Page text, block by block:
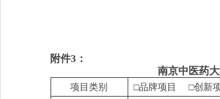
附件3 ：
南京中医药
项目类别 □品牌项目
□创新